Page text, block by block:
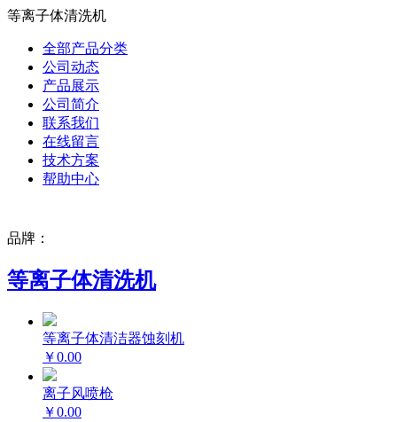
等离子体清洗机
全部产品分类
公司动态
产品展示
公司简介
联系我们
在线留言
技术方案
帮助中心
品牌：
等离子体清洗机
等离子体清洁器蚀刻机
￥0.00
离子风喷枪
￥0.00